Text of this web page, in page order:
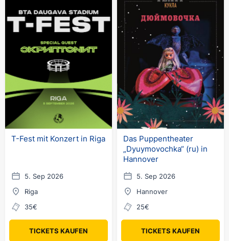
T-Fest mit Konzert in Riga
5. Sep 2026
Riga
35€
TICKETS KAUFEN
Das Puppentheater
„Dyuymovochka“ (ru) in
Hannover
5. Sep 2026
Hannover
25€
TICKETS KAUFEN